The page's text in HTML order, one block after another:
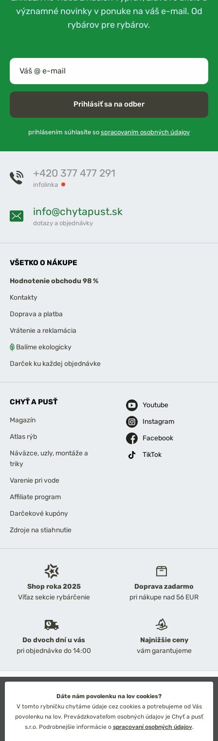
významné novinky v ponuke na váš e-mail. Od
rybárov pre rybárov.
Prihlásiť sa na odber
prihlásením súhlasíte so spracovaním osobných údajov
Shop roka 2025
Víťaz sekcie rybárčenie
Doprava zadarmo
pri nákupe nad 56 EUR
Do dvoch dní u vás
pri objednávke do 14:00
Najnižšie ceny
vám garantujeme
+420 377 477 291
infolinka
info@chytapust.sk
dotazy a objednávky
VŠETKO O NÁKUPE
Hodnotenie obchodu 98 %
Kontakty
Doprava a platba
Vrátenie a reklamácia
Balíme ekologicky
Darček ku každej objednávke
CHYŤ A PUSŤ
Magazín
Atlas rýb
Náväzce, uzly, montáže a
triky
Varenie pri vode
Affiliate program
Darčekové kupóny
Zdroje na stiahnutie
Youtube
Instagram
Facebook
TikTok
Obchodné podmienky
Ochrana osobných údajov
Technické riešenie: Simplia s.r.o.
Strategický dizajn: Petr Široký
Dáte nám povolenku na lov cookies?
V tomto rybníčku chytáme údaje cez cookies a potrebujeme od Vás
povolenku na lov. Prevádzkovateľom osobných údajov je Chyť a pusť
s.r.o. Podrobnejšie informácie o spracovaní osobných údajov.